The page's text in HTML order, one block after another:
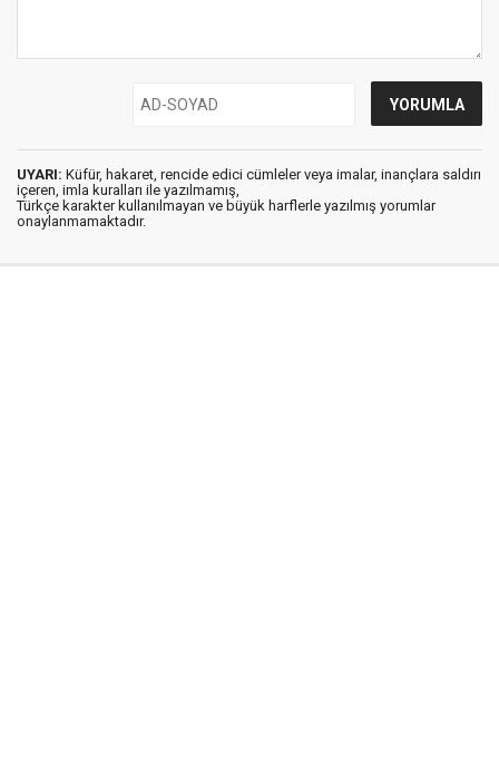
UYARI: Küfür, hakaret, rencide edici cümleler veya imalar, inançlara saldırı
içeren, imla kuralları ile yazılmamış,
Türkçe karakter kullanılmayan ve büyük harflerle yazılmış yorumlar
onaylanmamaktadır.